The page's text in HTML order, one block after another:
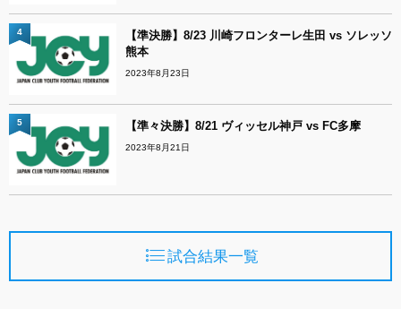
【準決勝】8/23 川崎フロンターレ生田 vs ソレッソ
熊本
2023年8月23日
4
【準々決勝】8/21 ヴィッセル神戸 vs FC多摩
2023年8月21日
5
試合結果一覧